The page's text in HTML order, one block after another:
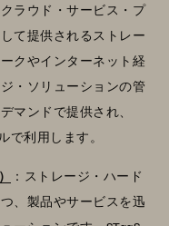
ラウド・サービス・プ
て提供されるストレー
クやインターネット経
・ソリューションの管
マンドで提供され、
で利用します。
：ストレージ・ハード
、製品やサービスを迅